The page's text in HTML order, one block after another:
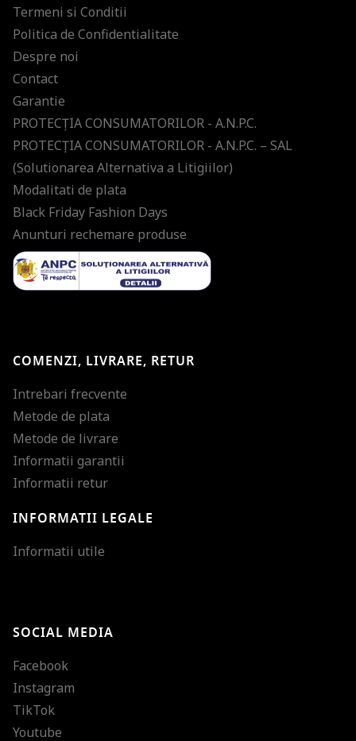
Termeni si Conditii
Politica de Confidentialitate
Despre noi
Contact
Garantie
PROTECŢIA CONSUMATORILOR - A.N.P.C.
PROTECŢIA CONSUMATORILOR - A.N.P.C. – SAL
(Solutionarea Alternativa a Litigiilor)
Modalitati de plata
Black Friday Fashion Days
Anunturi rechemare produse
COMENZI, LIVRARE, RETUR
Intrebari frecvente
Metode de plata
Metode de livrare
Informatii garantii
Informatii retur
INFORMATII LEGALE
Informatii utile
SOCIAL MEDIA
Facebook
Instagram
TikTok
Youtube